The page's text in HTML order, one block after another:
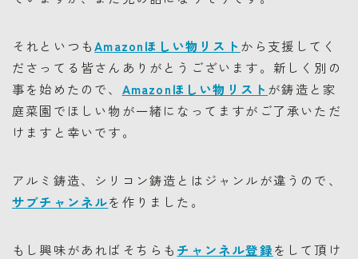
それといつもAmazonほしい物リスト から支援してく
ださってる皆さんありがとうございます。新しく別の
事を始めたので、 Amazonほしい物リスト が鋳造と家
庭菜園でほしい物が一緒になってますがご了承いただ
けますと幸いです。
アルミ鋳造、シリコン鋳造とはジャンルが違うので、
サブチャンネルを作りました。
もし興味があればそちらも チャンネル登録をして頂け